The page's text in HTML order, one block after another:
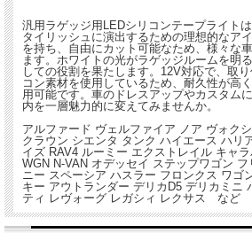
汎用ラゲッジ用LEDシリコンテープライト
タイリッシュに演出するための理想的なア
を持ち、自由にカット可能なため、様々な
ます。ホワイトの光がラゲッジルームを明
しての役割を果たします。12V対応で、取
コン素材を使用しているため、耐久性が高
用可能です。車のドレスアップやカスタム
内を一層魅力的に変えてみませんか。
アルファード ヴェルファイア ノア ヴォク
クラウン シエンタ タンク ハイエース ハリ
イズ RAV4 ルーミー エクストレイル キャ
WGN N-VAN オデッセイ ステップワゴン
ニー スペーシア ハスラー フロンクス ワゴ
キー アウトランダー デリカD5 デリカミニ
ティ レヴォーグ レガシィ レクサス など